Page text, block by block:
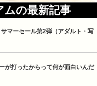
の最新記事
マーセール第2弾（アダルト・写
が打ったからって何が面白いんだ